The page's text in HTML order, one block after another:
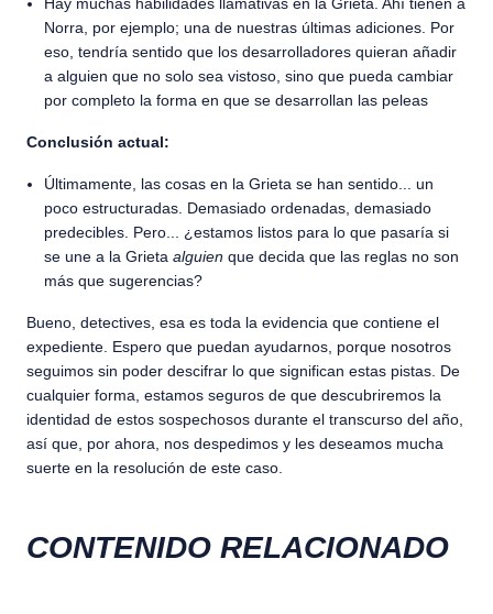
Norra, por ejemplo; una de nuestras últimas adiciones. Por
eso, tendría sentido que los desarrolladores quieran añadir
a alguien que no solo sea vistoso, sino que pueda cambiar
por completo la forma en que se desarrollan las peleas
Conclusión actual:
Últimamente, las cosas en la Grieta se han sentido... un
poco estructuradas. Demasiado ordenadas, demasiado
predecibles. Pero... ¿estamos listos para lo que pasaría si
se une a la Grieta alguien que decida que las reglas no son
más que sugerencias?
Bueno, detectives, esa es toda la evidencia que contiene el
expediente. Espero que puedan ayudarnos, porque nosotros
seguimos sin poder descifrar lo que significan estas pistas. De
cualquier forma, estamos seguros de que descubriremos la
identidad de estos sospechosos durante el transcurso del año,
así que, por ahora, nos despedimos y les deseamos mucha
suerte en la resolución de este caso.
CONTENIDO RELACIONADO